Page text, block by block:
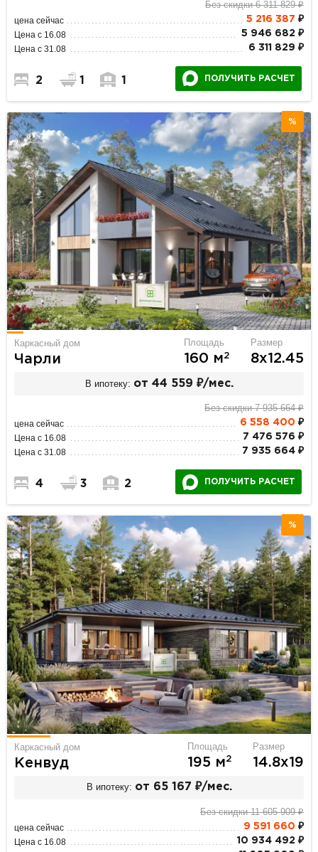
Без скидки 6 311 829 ₽
цена сейчас 5 216 387 ₽
Цена с 16.08 5 946 682 ₽
Цена с 31.08 6 311 829 ₽
2 1 1 ПОЛУЧИТЬ РАСЧЕТ
%
Каркасный дом
Чарли
Площадь
160 м2
Размер
8х12.45
В ипотеку: от 44 559 ₽/мес.
Без скидки 7 935 664 ₽
цена сейчас 6 558 400 ₽
Цена с 16.08 7 476 576 ₽
Цена с 31.08 7 935 664 ₽
4 3 2 ПОЛУЧИТЬ РАСЧЕТ
%
Каркасный дом
Кенвуд
Площадь
195 м2
Размер
14.8х19
В ипотеку: от 65 167 ₽/мес.
Без скидки 11 605 909 ₽
цена сейчас 9 591 660 ₽
Цена с 16.08 10 934 492 ₽